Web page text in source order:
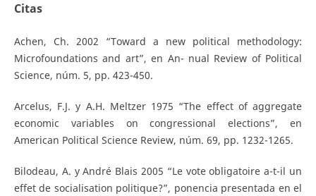
Citas
Achen, Ch. 2002 “Toward a new political methodology:
Microfoundations and art”, en An- nual Review of Political
Science, núm. 5, pp. 423-450.
Arcelus, F.J. y A.H. Meltzer 1975 “The effect of aggregate
economic variables on congressional elections”, en
American Political Science Review, núm. 69, pp. 1232-1265.
Bilodeau, A. y André Blais 2005 “Le vote obligatoire a-t-il un
effet de socialisation politique?”, ponencia presentada en el